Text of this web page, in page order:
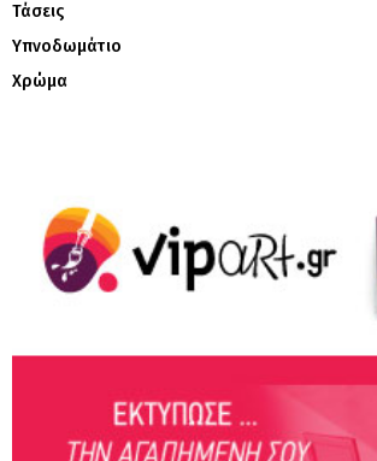
Τάσεις
Υπνοδωμάτιο
Χρώμα